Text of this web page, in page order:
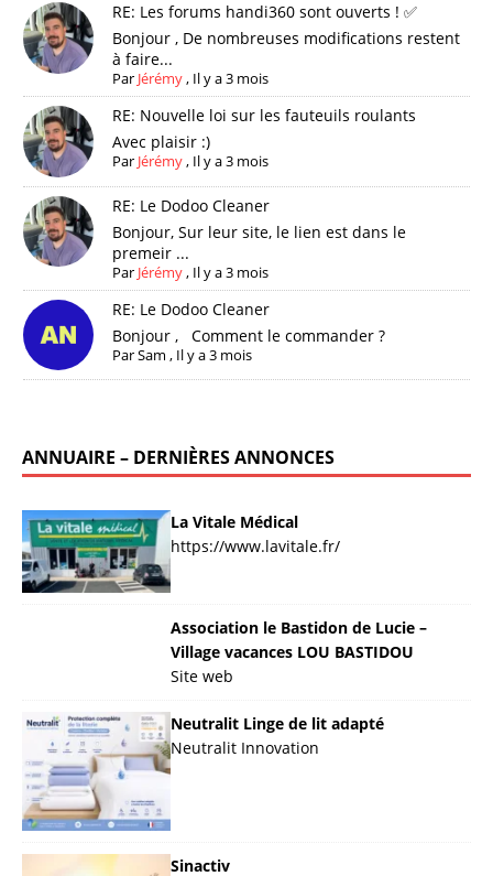
RE: Les forums handi360 sont ouverts ! ✅
Bonjour , De nombreuses modifications restent
à faire...
Par Jérémy, Il y a 3 mois
RE: Nouvelle loi sur les fauteuils roulants
Avec plaisir :)
Par Jérémy, Il y a 3 mois
RE: Le Dodoo Cleaner
Bonjour, Sur leur site, le lien est dans le
premeir ...
Par Jérémy, Il y a 3 mois
RE: Le Dodoo Cleaner
Bonjour , Comment le commander ?
ParSam , Il y a 3 mois
ANNUAIRE – DERNIÈRES ANNONCES
La Vitale Médical
https://www.lavitale.fr/
Association le Bastidon de Lucie –
Village vacances LOU BASTIDOU
Site web
Neutralit Linge de lit adapté
Neutralit Innovation
Sinactiv